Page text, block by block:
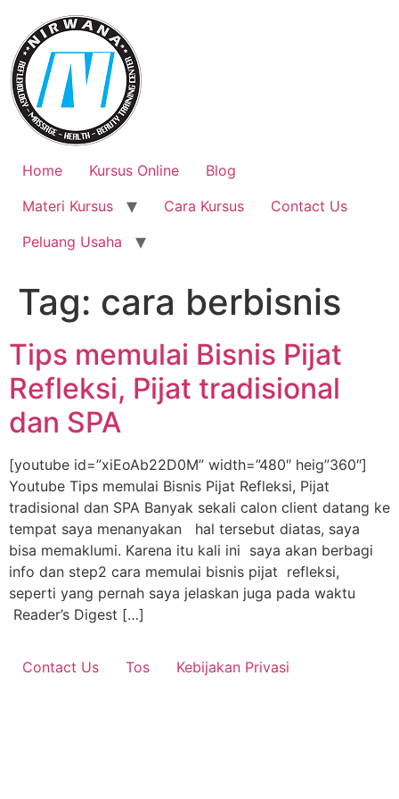
content
Home Kursus Online
Blog
Materi Kursus
Cara Kursus
Contact Us
Peluang Usaha
Tag: cara berbisnis
Tips memulai Bisnis Pijat
Refleksi, Pijat tradisional
dan SPA
[youtube id=”xiEoAb22D0M” width=”480″ heig”360″]
Youtube Tips memulai Bisnis Pijat Refleksi, Pijat
tradisional dan SPA Banyak sekali calon client datang ke
tempat saya menanyakan hal tersebut diatas, saya
bisa memaklumi. Karena itu kali ini saya akan berbagi
info dan step2 cara memulai bisnis pijat refleksi,
seperti yang pernah saya jelaskan juga pada waktu
Reader’s Digest […]
Contact Us Tos Kebijakan Privasi